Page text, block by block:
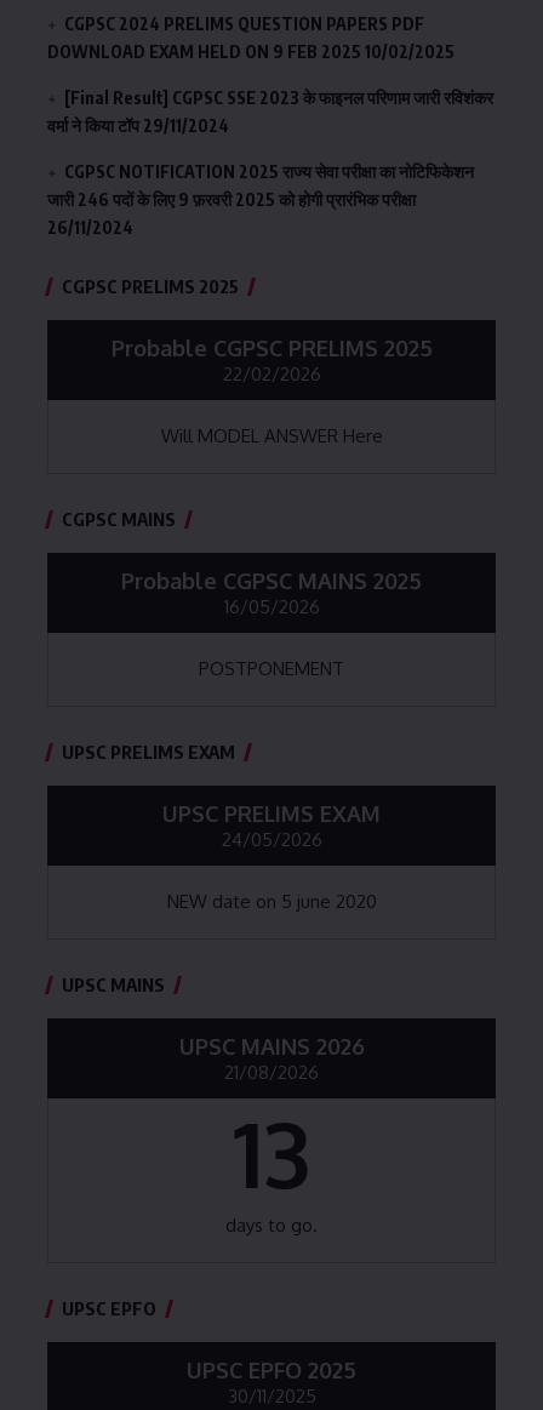
CGPSC 2024 PRELIMS QUESTION PAPERS PDF
DOWNLOAD EXAM HELD ON 9 FEB 2025 10/02/2025
[Final Result] CGPSC SSE 2023 के फाइनल परिणाम जारी रविशंकर
वर्मा ने किया टॉप 29/11/2024
CGPSC NOTIFICATION 2025 राज्य सेवा परीक्षा का नोटिफिकेशन
जारी 246 पदों के लिए 9 फ़रवरी 2025 को होगी प्रारंभिक परीक्षा
26/11/2024
CGPSC PRELIMS 2025
Probable CGPSC PRELIMS 2025
22/02/2026
Will MODEL ANSWER Here
CGPSC MAINS
Probable CGPSC MAINS 2025
16/05/2026
POSTPONEMENT
UPSC PRELIMS EXAM
UPSC PRELIMS EXAM
24/05/2026
NEW date on 5 june 2020
UPSC MAINS
UPSC MAINS 2026
21/08/2026
13
days to go.
UPSC EPFO
UPSC EPFO 2025
30/11/2025